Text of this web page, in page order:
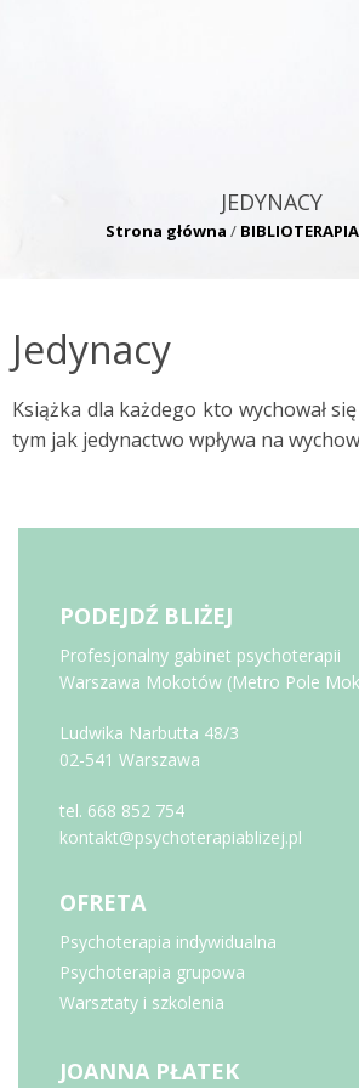
JEDYNACY
Strona główna / BIBLIOTERAPIA
Jedynacy
Książka dla każdego kto wychował
tym jak jedynactwo wpływa na
PODEJDŹ BLIŻEJ
Profesjonalny gabinet psychoterapii
Warszawa Mokotów (Metro Pole
Ludwika Narbutta 48/3
02-541 Warszawa
tel. 668 852 754
kontakt@psychoterapiablizej.pl
OFRETA
Psychoterapia indywidualna
Psychoterapia grupowa
Warsztaty i szkolenia
JOANNA PŁATEK